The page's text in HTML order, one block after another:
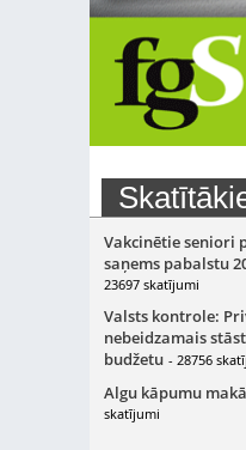
Vakcinētie seniori
saņems pabalstu
23697 skatījumi
Valsts kontrole:
nebeidzamais
budžetu - 28756
Algu kāpumu
skatījumi